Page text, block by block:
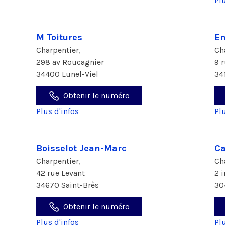
M Toitures
Charpentier,
298 av Roucagnier
34400 Lunel-Viel
Obtenir le numéro
Plus d'infos
9
Boisselot Jean-Marc
Charpentier,
42 rue Levant
34670 Saint-Brès
Obtenir le numéro
Plus d'infos
2